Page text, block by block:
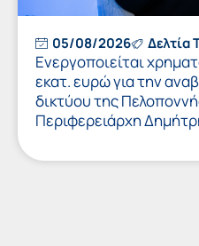
05/08/2026 Δελτία
Ενεργοποιείται
εκατ. ευρώ για την
δικτύου της
Περιφερειάρχη